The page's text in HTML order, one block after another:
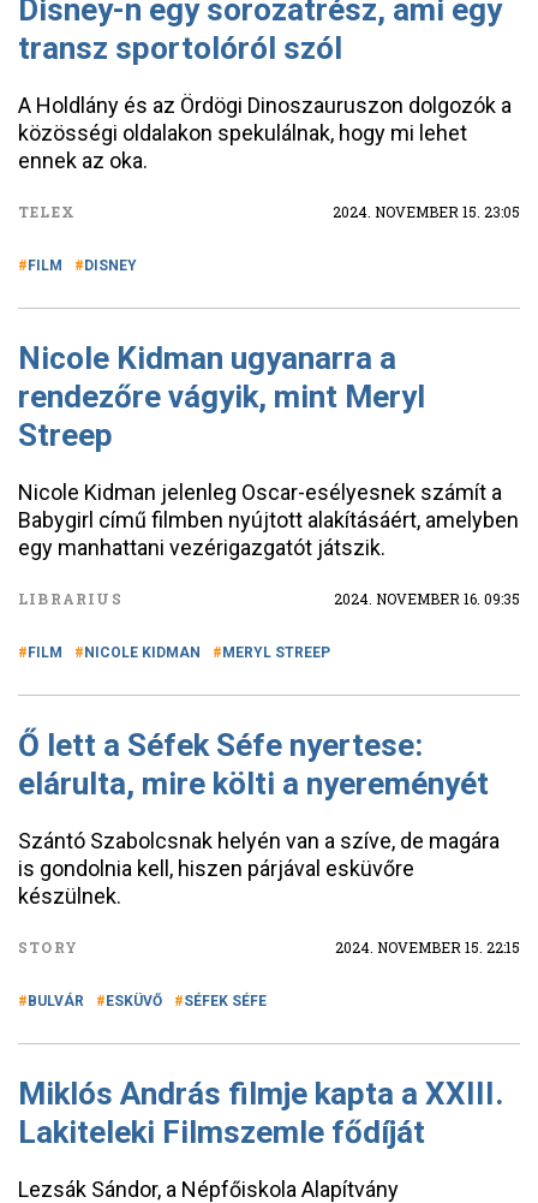
Disney-n egy sorozatrész, ami egy
transz sportolóról szól
A Holdlány és az Ördögi Dinoszauruszon dolgozók a
közösségi oldalakon spekulálnak, hogy mi lehet
ennek az oka.
TELEX 2024. NOVEMBER 15. 23:05
FILM DISNEY
Nicole Kidman ugyanarra a
rendezőre vágyik, mint Meryl
Streep
Nicole Kidman jelenleg Oscar-esélyesnek számít a
Babygirl című filmben nyújtott alakításáért, amelyben
egy manhattani vezérigazgatót játszik.
LIBRARIUS 2024. NOVEMBER 16. 09:35
FILM NICOLE KIDMAN MERYL STREEP
Ő lett a Séfek Séfe nyertese:
elárulta, mire költi a nyereményét
Szántó Szabolcsnak helyén van a szíve, de magára
is gondolnia kell, hiszen párjával esküvőre
készülnek.
STORY 2024. NOVEMBER 15. 22:15
BULVÁR ESKÜVŐ SÉFEK SÉFE
Miklós András filmje kapta a XXIII.
Lakiteleki Filmszemle fődíját
Lezsák Sándor, a Népfőiskola Alapítvány